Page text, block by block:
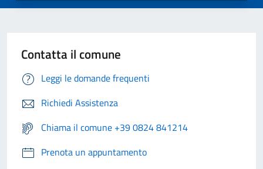
Contatta il comune
Leggi le domande frequenti
Richiedi Assistenza
Chiama il comune +39 0824 841214
Prenota un appuntamento